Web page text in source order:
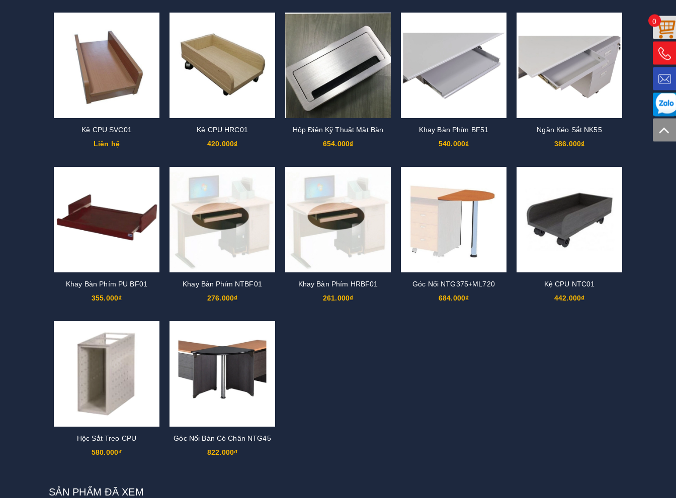
Kệ CPU SVC01
Liên hệ
Kệ CPU HRC01
420.000₫
Hộp Điện Kỹ Thuật Mặt Bàn
654.000₫
Khay Bàn Phím BF51
540.000₫
Ngăn Kéo Sắt NK55
386.000₫
Khay Bàn Phím PU BF01
355.000₫
Khay Bàn Phím NTBF01
276.000₫
Khay Bàn Phím HRBF01
261.000₫
Góc Nối NTG375+ML720
684.000₫
Kệ CPU NTC01
442.000₫
Hộc Sắt Treo CPU
580.000₫
Góc Nối Bàn Có Chân NTG45
822.000₫
SẢN PHẨM ĐÃ XEM
0